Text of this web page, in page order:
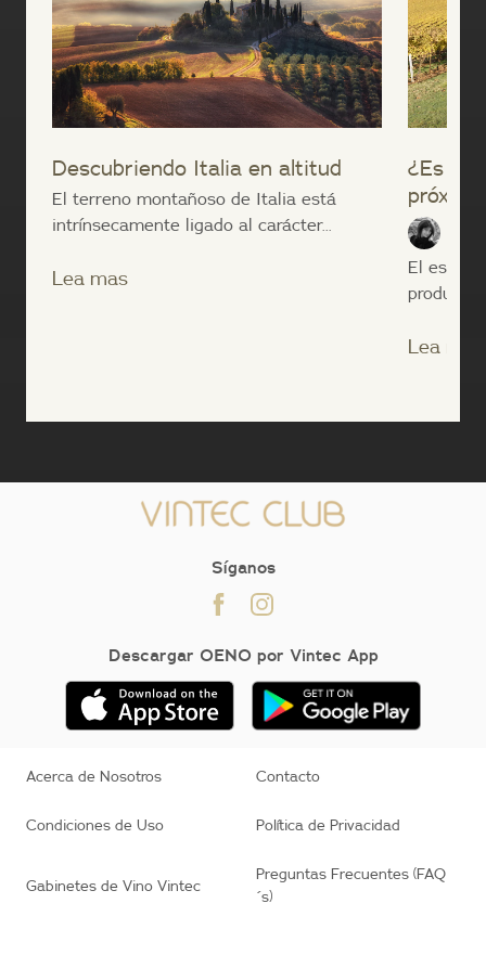
Descubriendo Italia en altitud
El terreno montañoso de Italia está
intrínsecamente ligado al carácter...
Lea mas
¿Es el
El
Lea mas
Síganos
Descargar OENO por Vintec App
Acerca de Nosotros Contacto
Condiciones de Uso Política de Privacidad
Gabinetes de Vino Vintec
Preguntas Frecuentes (FAQ
´s)